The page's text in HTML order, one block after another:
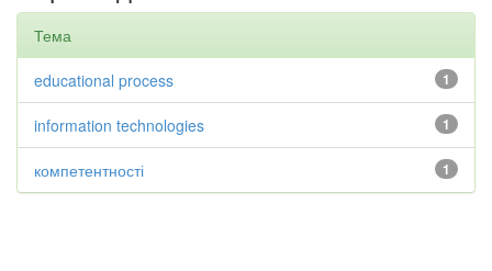
Тема
1
educational process
1
information technologies
1
компетентності